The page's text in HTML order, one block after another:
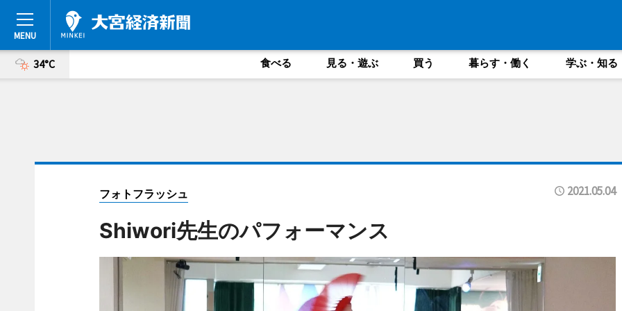
34°C 食べる 見る・遊ぶ 買う 暮らす・働く 学ぶ・知る
フォトフラッシュ 2021.05.04
Shiwori先生のパフォーマンス